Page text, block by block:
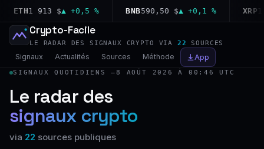
ETH1 913 $▲ +0,5 % BNB590,50 $▲ +0,1 % XRP
Crypto-Facile
LE RADAR DES SIGNAUX CRYPTO VIA 22 SOURCES
Signaux Actualités Sources Méthode App
SIGNAUX QUOTIDIENS —8 AOÛT 2026 À 00:46 UTC
Le radar des
signaux crypto
via 22 sources publiques